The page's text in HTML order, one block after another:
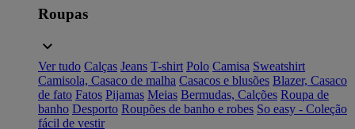
Roupas
Ver tudo Calças Jeans T-shirt Polo Camisa Sweatshirt
Camisola, Casaco de malha Casacos e blusões Blazer, Casaco
de fato Fatos Pijamas Meias Bermudas, Calções Roupa de
banho Desporto Roupões de banho e robes So easy - Coleção
fácil de vestir